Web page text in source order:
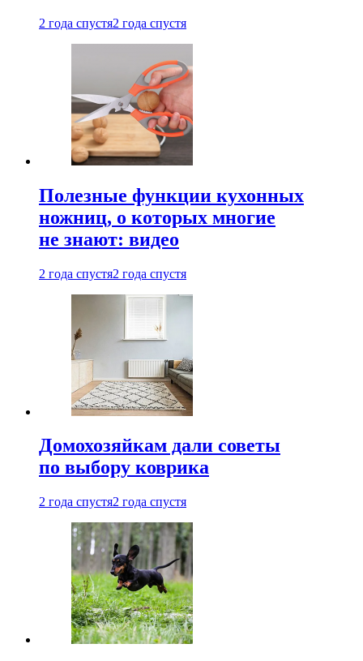
2 года спустя2 года спустя
Полезные функции кухонных
ножниц, о которых многие
не знают: видео
2 года спустя2 года спустя
Домохозяйкам дали советы
по выбору коврика
2 года спустя2 года спустя